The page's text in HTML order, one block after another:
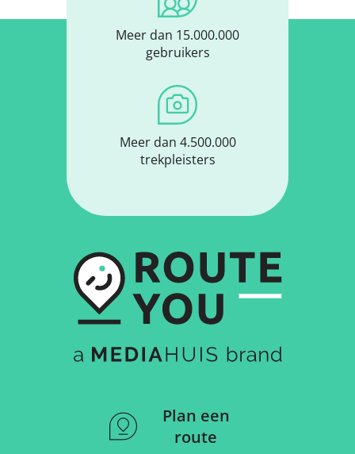
Meer dan 15.000.000
gebruikers
Meer dan 4.500.000
trekpleisters
Plan een
route